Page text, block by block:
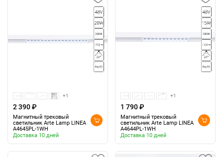
+1
2 390 ₽
Магнитный трековый
светильник Arte Lamp LINEA
A4645PL-1WH
Доставка 10 дней
+1
1 790 ₽
Магнитный трековый
светильник Arte Lamp LINEA
A4644PL-1WH
Доставка 10 дней